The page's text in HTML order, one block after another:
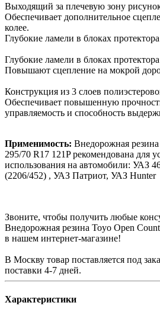
Выходящий за плечевую зону
Обеспечивает дополнительное
колее.
Глубокие ламели в блоках протектора
Глубокие ламели в блоках протектора
Повышают сцепление на мокрой
Конструкция из 3 слоев
Обеспечивает повышенную
управляемость и способность
Применимость: Внедорожная
295/70 R17 121P рекомендована для
использования на автомобили: УАЗ
(2206/452) , УАЗ Патриот, УАЗ Hunter
Звоните, чтобы получить любые
Внедорожная резина Toyo Open
в нашем интернет-магазине!
В Москву товар поставляется под
поставки 4-7 дней.
Характеристики